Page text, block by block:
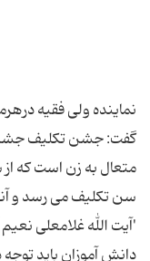
نماینده ولی فقیه
گفت: جشن تکلیف
'آیت الله غلامعلی
دانش آموزان باید